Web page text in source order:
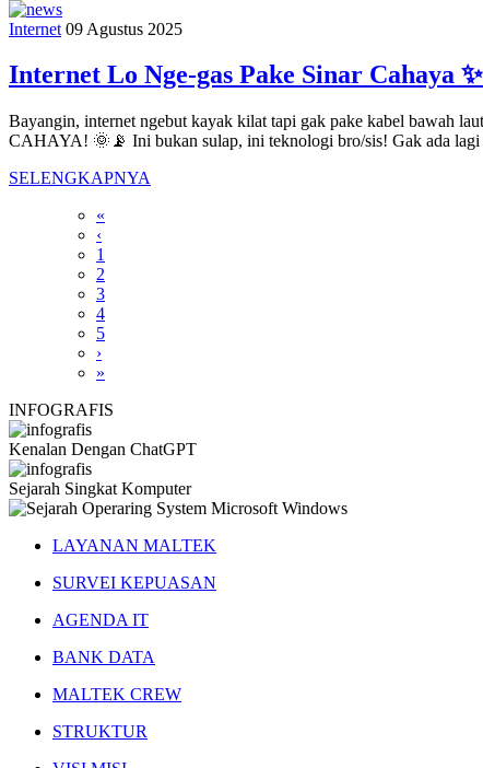
Internet 09 Agustus 2025
Internet Lo Nge-gas Pake Sinar Cahaya
Bayangin, internet ngebut kayak kilat tapi gak pake kabel bawah
CAHAYA! 🌞📡 Ini bukan sulap, ini teknologi bro/sis! Gak ada lagi
SELENGKAPNYA
«
‹
1
2
3
4
5
›
»
INFOGRAFIS
Kenalan Dengan ChatGPT
Sejarah Singkat Komputer
LAYANAN MALTEK
SURVEI KEPUASAN
AGENDA IT
BANK DATA
MALTEK CREW
STRUKTUR